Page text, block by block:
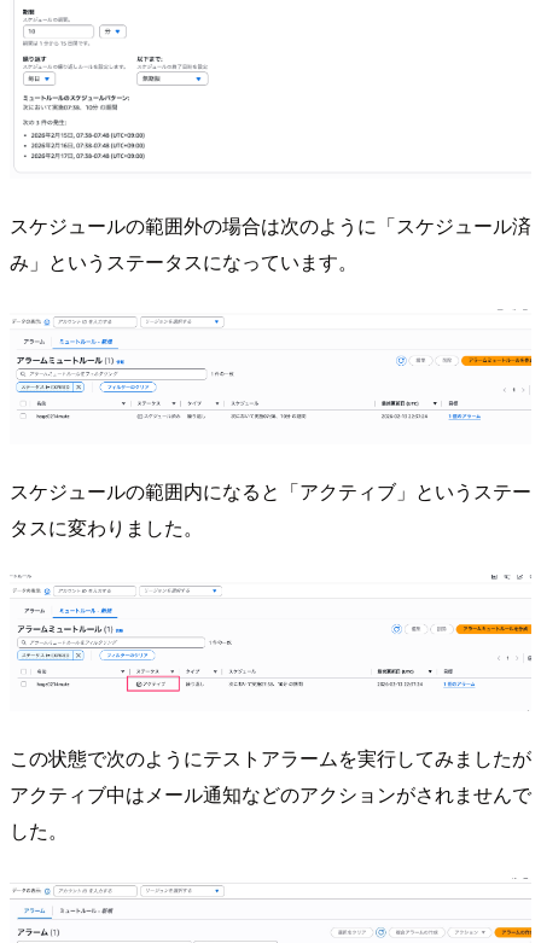
スケジュールの範囲外の場合は次のように「スケジュール済
み」というステータスになっています。
スケジュールの範囲内になると「アクティブ」というステー
タスに変わりました。
この状態で次のようにテストアラームを実行してみましたが
アクティブ中はメール通知などのアクションがされませんで
した。